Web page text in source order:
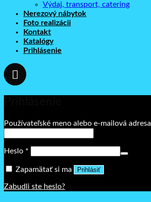
Výdaj, transport, catering
Nerezový nábytok
Foto realizácii
Kontakt
Katalógy
Prihlásenie
Používateľské meno alebo e-mailová adresa
Heslo *
Zapamätať si ma Prihlásiť
Zabudli ste heslo?